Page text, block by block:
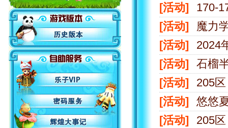
[活动]
170-
[活动]
魔力
[活动]
2024
[活动] 石榴
[活动]
205
[活动] 悠悠
[活动]
205